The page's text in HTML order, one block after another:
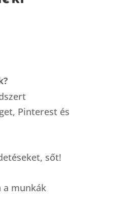
Pinterest és
sőt!
a munkák